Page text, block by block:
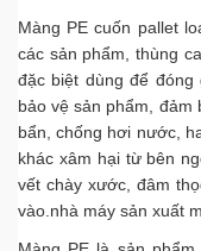
HOTLINE
MR QUÂN
Màng PE cuốn pallet
các sản phẩm, thùng
đặc biệt dùng để
bảo vệ sản phẩm, đảm
bẩn, chống hơi nước,
khác xâm hại từ bên
vết chày xước, đâm
vào.nhà máy sản xuất